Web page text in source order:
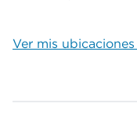
Ver mis